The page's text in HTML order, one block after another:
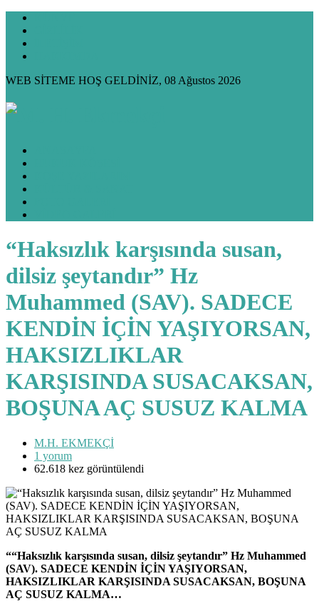
WEB SİTEME HOŞ GELDİNİZ, 08 Ağustos 2026
“Haksızlık karşısında susan,
dilsiz şeytandır” Hz
Muhammed (SAV). SADECE
KENDİN İÇİN YAŞIYORSAN,
HAKSIZLIKLAR
KARŞISINDA SUSACAKSAN,
BOŞUNA AÇ SUSUZ KALMA
M.H. EKMEKÇİ
1 yorum
62.618 kez görüntülendi
““Haksızlık karşısında susan, dilsiz şeytandır” Hz Muhammed
(SAV). SADECE KENDİN İÇİN YAŞIYORSAN,
HAKSIZLIKLAR KARŞISINDA SUSACAKSAN, BOŞUNA
AÇ SUSUZ KALMA…